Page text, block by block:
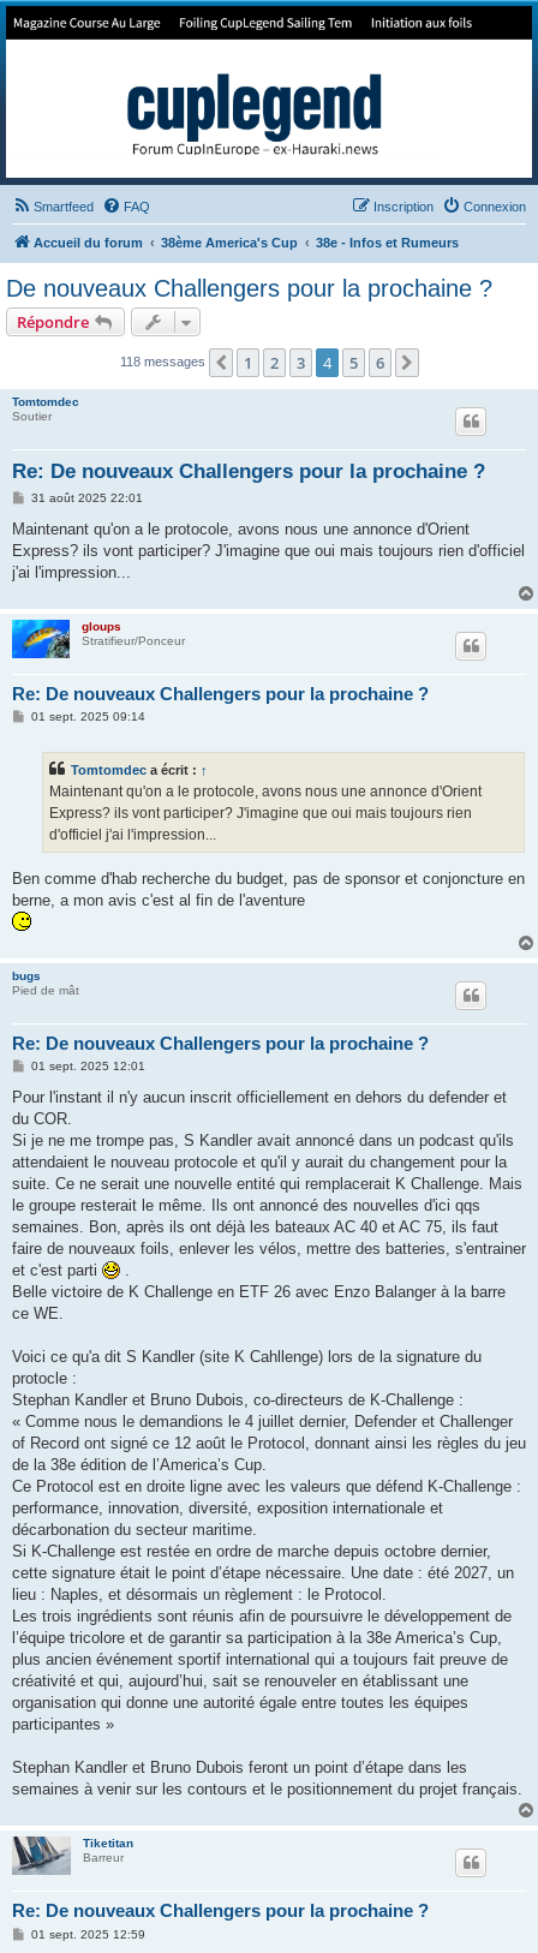
Forum de Cup In Europe
Smartfeed FAQ Connexion
Inscription
Accueil du forum 38ème America's Cup 38e - Infos et Rumeurs
De nouveaux Challengers pour la prochaine ?
Répondre
118 messages Précédent
1 2 3 4 5 6
Tomtomdec
Soutier
Re: De nouveaux Challengers pour la prochaine ?
M
s
a
g
31 août 2025 22:01
Maintenant qu'on a le protocole, avons nous une annonce d'Orient
Express? ils vont participer? J'imagine que oui mais toujours rien d'officiel
j'ai l'impression...
gloups
Stratifieur/Ponceur
Re: De nouveaux Challengers pour la prochaine ?
M01 sept. 2025 09:14
Tomtomdec a écrit : ↑
Maintenant qu'on a le protocole, avons nous une annonce d'Orient
Express? ils vont participer? J'imagine que oui mais toujours rien
d'officiel j'ai l'impression...
Ben comme d'hab recherche du budget, pas de sponsor et conjoncture en
berne, a mon avis c'est al fin de l'aventure
bugs
Pied de mât
Re: De nouveaux Challengers pour la prochaine ?
M
s
a
g
e
01 sept. 2025 12:01
Pour l'instant il n'y aucun inscrit officiellement en dehors du defender et
du COR.
Si je ne me trompe pas, S Kandler avait annoncé dans un podcast qu'ils
attendaient le nouveau protocole et qu'il y aurait du changement pour la
suite. Ce ne serait une nouvelle entité qui remplacerait K Challenge. Mais
le groupe resterait le même. Ils ont annoncé des nouvelles d'ici qqs
semaines. Bon, après ils ont déjà les bateaux AC 40 et AC 75, ils faut
faire de nouveaux foils, enlever les vélos, mettre des batteries, s'entrainer
et c'est parti
.
Belle victoire de K Challenge en ETF 26 avec Enzo Balanger à la barre
ce WE.
Voici ce qu'a dit S Kandler (site K Cahllenge) lors de la signature du
protocle :
Stephan Kandler et Bruno Dubois, co-directeurs de K-Challenge :
« Comme nous le demandions le 4 juillet dernier, Defender et Challenger
of Record ont signé ce 12 août le Protocol, donnant ainsi les règles du jeu
de la 38e édition de l’America’s Cup.
Ce Protocol est en droite ligne avec les valeurs que défend K-Challenge :
performance, innovation, diversité, exposition internationale et
décarbonation du secteur maritime.
Si K-Challenge est restée en ordre de marche depuis octobre dernier,
cette signature était le point d’étape nécessaire. Une date : été 2027, un
lieu : Naples, et désormais un règlement : le Protocol.
Les trois ingrédients sont réunis afin de poursuivre le développement de
l’équipe tricolore et de garantir sa participation à la 38e America’s Cup,
plus ancien événement sportif international qui a toujours fait preuve de
créativité et qui, aujourd’hui, sait se renouveler en établissant une
organisation qui donne une autorité égale entre toutes les équipes
participantes »
Stephan Kandler et Bruno Dubois feront un point d’étape dans les
semaines à venir sur les contours et le positionnement du projet français.
Tiketitan
Barreur
Re: De nouveaux Challengers pour la prochaine ?
M01 sept. 2025 12:59